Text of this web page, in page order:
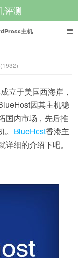
评测
主机
立于美国西海岸，
因其主机稳
国内市场，先后推
BlueHost香港主
细的介绍下吧。